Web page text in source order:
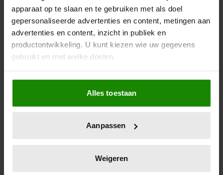
apparaat op te slaan en te gebruiken met als doel
gepersonaliseerde advertenties en content, metingen aan
advertenties en content, inzicht in publiek en
productontwikkeling. U kunt kiezen wie uw gegevens
gebruikt en met welke doelen.
Als u het toestaat, willen we ook graag:
Informatie verzamelen over uw geografische
locatie, die tot een paar meter nauwkeurig kan zijn
scannen op specifieke eigenschappen (fingerprinting)
verwerkt en stel uw voorkeuren in het
Alles toestaan
Aanpassen
Weigeren
Langs de Groenlandse kust.